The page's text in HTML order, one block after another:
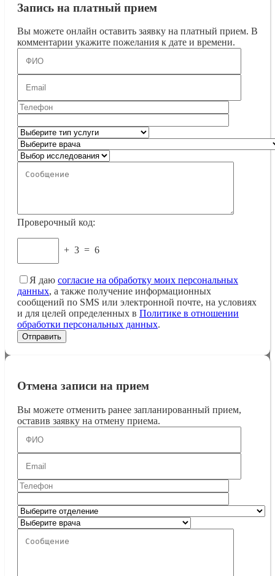
Запись на платный прием
Вы можете онлайн оставить заявку на платный прием. В
комментарии укажите пожелания к дате и времени.
Проверочный код:
+ 3 = 6
Я даю согласие на обработку моих персональных
данных, а также получение информационных
сообщений по SMS или электронной почте, на условиях
и для целей определенных в Политике в отношении
обработки персональных данных.
Отмена записи на прием
Вы можете отменить ранее запланированный прием,
оставив заявку на отмену приема.